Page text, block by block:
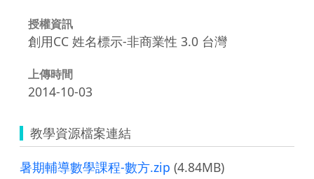
授權資訊
創用CC 姓名標示-非商業性 3.0 台灣
上傳時間
2014-10-03
教學資源檔案連結
暑期輔導數學課程-數方.zip (4.84MB)